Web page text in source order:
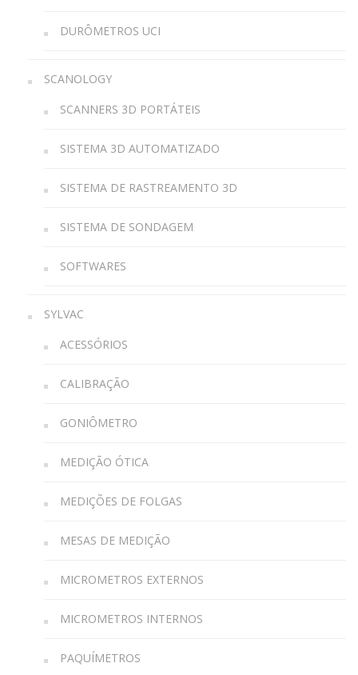
DURÔMETROS UCI
SCANOLOGY
SCANNERS 3D PORTÁTEIS
SISTEMA 3D AUTOMATIZADO
SISTEMA DE RASTREAMENTO 3D
SISTEMA DE SONDAGEM
SOFTWARES
SYLVAC
ACESSÓRIOS
CALIBRAÇÃO
GONIÔMETRO
MEDIÇÃO ÓTICA
MEDIÇÕES DE FOLGAS
MESAS DE MEDIÇÃO
MICROMETROS EXTERNOS
MICROMETROS INTERNOS
PAQUÍMETROS